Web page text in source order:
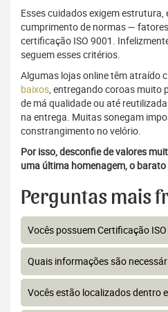
Esses cuidados exigem
cumprimento de normas —
certificação ISO 9001.
seguem esses critérios.
Algumas lojas online têm atraído
baixos, entregando coroas muito
de má qualidade ou até
na entrega. Muitas sonegam
constrangimento no velório.
Por isso, desconfie de valores
uma última homenagem, o
Perguntas mais
Vocês possuem Certificação
Quais informações são
Vocês estão localizados dentro